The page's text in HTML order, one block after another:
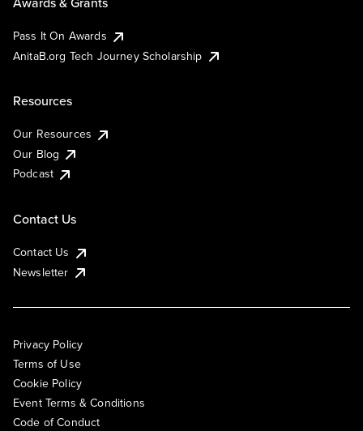
Pass It On Awards
AnitaB.org Tech Journey Scholarship
Resources
Our Resources
Our Blog
Podcast
Contact Us
Contact Us
Newsletter
Privacy Policy
Terms of Use
Cookie Policy
Event Terms & Conditions
Code of Conduct